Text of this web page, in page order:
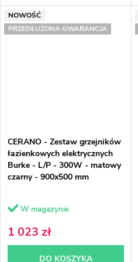
NOWOŚĆ
PRZEDŁUŻONA GWARANCJA
CERANO - Zestaw grzejników
łazienkowych elektrycznych
Burke - L/P - 300W - matowy
czarny - 900x500 mm
W magazynie
1 023 zł
DO KOSZYKA